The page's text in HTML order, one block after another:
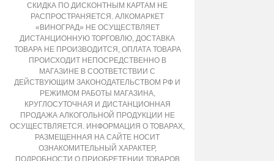
СКИДКА ПО ДИСКОНТНЫМ КАРТАМ НЕ
РАСПРОСТРАНЯЕТСЯ. АЛКОМАРКЕТ
«ВИНОГРАД» НЕ ОСУЩЕСТВЛЯЕТ
ДИСТАНЦИОННУЮ ТОРГОВЛЮ, ДОСТАВКА
ТОВАРА НЕ ПРОИЗВОДИТСЯ, ОПЛАТА ТОВАРА
ПРОИСХОДИТ НЕПОСРЕДСТВЕННО В
МАГАЗИНЕ В СООТВЕТСТВИИ С
ДЕЙСТВУЮЩИМ ЗАКОНОДАТЕЛЬСТВОМ РФ И
РЕЖИМОМ РАБОТЫ МАГАЗИНА,
КРУГЛОСУТОЧНАЯ И ДИСТАНЦИОННАЯ
ПРОДАЖА АЛКОГОЛЬНОЙ ПРОДУКЦИИ НЕ
ОСУЩЕСТВЛЯЕТСЯ. ИНФОРМАЦИЯ О ТОВАРАХ,
РАЗМЕЩЕННАЯ НА САЙТЕ НОСИТ
ОЗНАКОМИТЕЛЬНЫЙ ХАРАКТЕР,
ПОДРОБНОСТИ О ПРИОБРЕТЕНИИ ТОВАРОВ